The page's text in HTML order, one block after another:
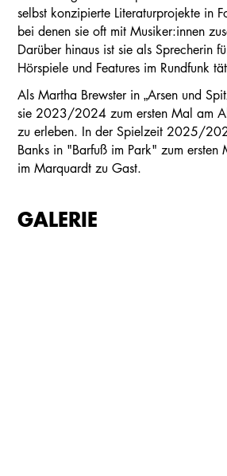
selbst konzipierte Literaturprojekte in
bei denen sie oft mit Musiker:innen
Darüber hinaus ist sie als Sprecherin
Hörspiele und Features im Rundfunk
Als Martha Brewster in „Arsen und
sie 2023/2024 zum ersten Mal am
zu erleben. In der Spielzeit 2025/
Banks in "Barfuß im Park" zum
im Marquardt zu Gast.
GALERIE